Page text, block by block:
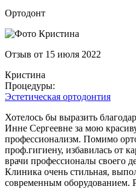
Ортодонт
Отзыв от 15 июля 2022
Кристина
Процедуры:
Эстетическая ортодонтия
Хотелось бы выразить
Инне Сергеевне за мою
профессионализм. Помимо
проф.гигиену, избавилась от
врачи профессионалы своего
Клиника очень стильная,
современным оборудованием.